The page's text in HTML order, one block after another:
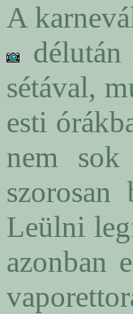
A
sétával,
esti
nem sok
Leülni
azonban